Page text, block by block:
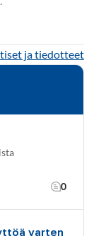
ja tiedotteet
0
varten